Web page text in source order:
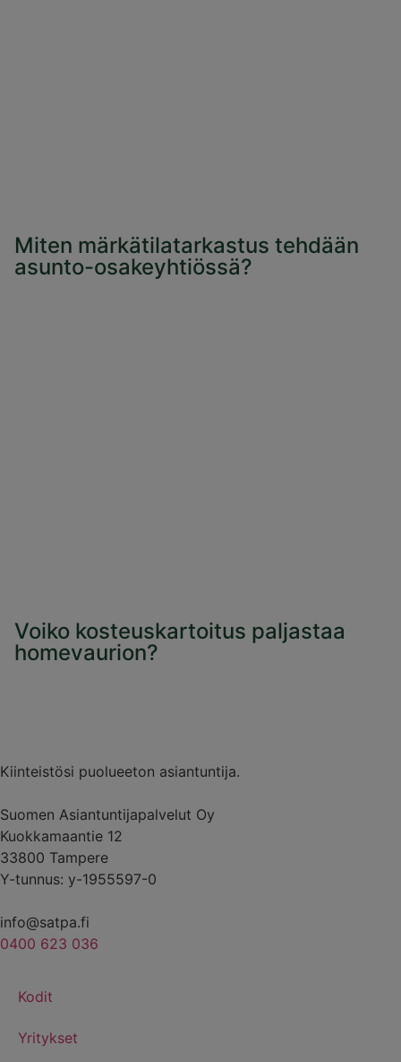
Miten märkätilatarkastus tehdään
asunto-osakeyhtiössä?
Voiko kosteuskartoitus paljastaa
homevaurion?
Kiinteistösi puolueeton asiantuntija.
Suomen Asiantuntijapalvelut Oy
Kuokkamaantie 12
33800 Tampere
Y-tunnus: y-1955597-0
info@satpa.fi
0400 623 036
Kodit
Yritykset